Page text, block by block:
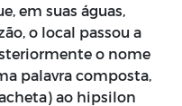
em suas águas,
o local passou a
o nome
palavra composta,
ao hipsilon